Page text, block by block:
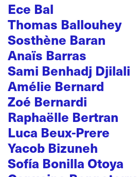
Ece Bal
Thomas Ballouhey
Sosthène Baran
Anaïs Barras
Sami Benhadj Djilali
Amélie Bernard
Zoé Bernardi
Raphaëlle Bertran
Luca Beux-Prere
Yacob Bizuneh
Sofía Bonilla Otoya